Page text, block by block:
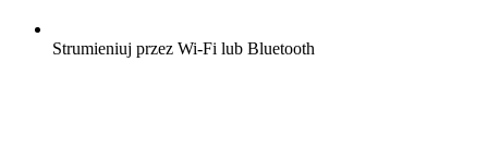
Strumieniuj przez Wi-Fi lub Bluetooth